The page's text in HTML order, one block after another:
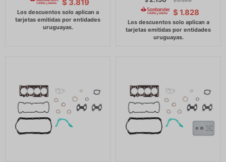
$ 3.819
$ 1.828